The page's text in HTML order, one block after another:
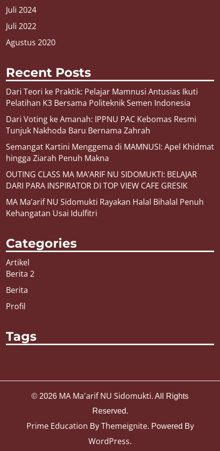
Juli 2024
Juli 2022
Agustus 2020
Recent Posts
Dari Teori ke Praktik: Pelajar Mamnusi Antusias Ikuti
Pelatihan K3 Bersama Politeknik Semen Indonesia
Dari Voting ke Amanah: IPPNU PAC Kebomas Resmi
Tunjuk Nakhoda Baru Bernama Zahrah
Semangat Kartini Menggema di MAMNUSI: Apel Khidmat
hingga Ziarah Penuh Makna
OUTING CLASS MA MA’ARIF NU SIDOMUKTI: BELAJAR
DARI PARA INSPIRATOR DI TOP VIEW CAFE GRESIK
MA Ma’arif NU Sidomukti Rayakan Halal Bihalal Penuh
Kehangatan Usai Idulfitri
Categories
Artikel
Berita 2
Berita
Profil
Tags
© 2026 MA Ma'arif NU Sidomukti. All Rights
Reserved.
Prime Education By Themeignite. Powered By
WordPress.